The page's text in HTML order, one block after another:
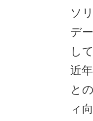
ソ
デ
し
近
と
ィ